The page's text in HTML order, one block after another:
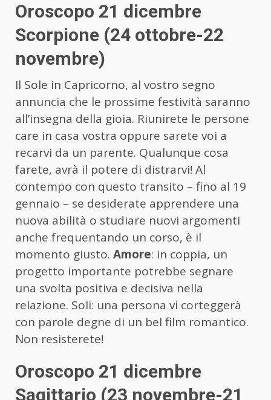
Oroscopo 21 dicembre
Scorpione (24 ottobre-22
novembre)
Il Sole in Capricorno, al vostro segno
annuncia che le prossime festività saranno
all’insegna della gioia. Riunirete le persone
care in casa vostra oppure sarete voi a
recarvi da un parente. Qualunque cosa
farete, avrà il potere di distrarvi! Al
contempo con questo transito – fino al 19
gennaio – se desiderate apprendere una
nuova abilità o studiare nuovi argomenti
anche frequentando un corso, è il
momento giusto. Amore: in coppia, un
progetto importante potrebbe segnare
una svolta positiva e decisiva nella
relazione. Soli: una persona vi corteggerà
con parole degne di un bel film romantico.
Non resisterete!
Oroscopo 21 dicembre
Sagittario (23 novembre-21